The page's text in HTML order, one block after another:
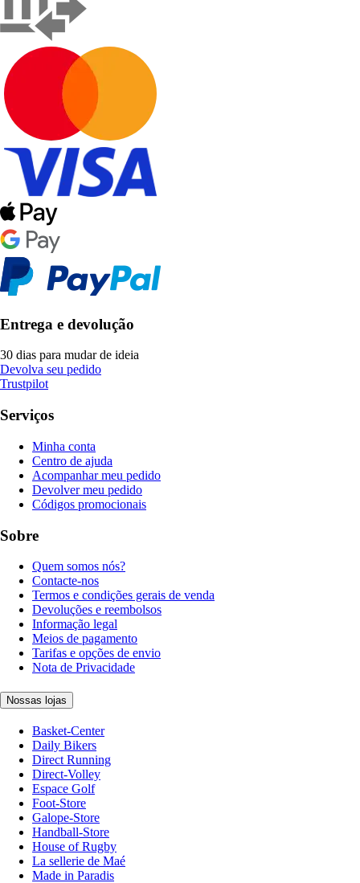
Entrega e devolução
30 dias para mudar de ideia
Devolva seu pedido
Trustpilot
Serviços
Minha conta
Centro de ajuda
Acompanhar meu pedido
Devolver meu pedido
Códigos promocionais
Sobre
Quem somos nós?
Contacte-nos
Termos e condições gerais de venda
Devoluções e reembolsos
Informação legal
Meios de pagamento
Tarifas e opções de envio
Nota de Privacidade
Nossas lojas
Basket-Center
Daily Bikers
Direct Running
Direct-Volley
Espace Golf
Foot-Store
Galope-Store
Handball-Store
House of Rugby
La sellerie de Maé
Made in Paradis